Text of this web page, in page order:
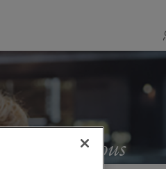
de vous